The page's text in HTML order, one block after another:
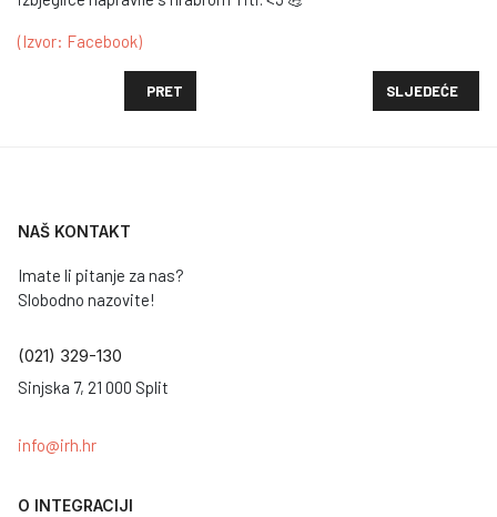
(Izvor: Facebook)
PRETHODNI ČLANAK: PODSJEĆAMO NA WEBINAR
PRET SLJEDEĆI
SLJEDEĆE
NAŠ KONTAKT
Imate li pitanje za nas?
Slobodno nazovite!
(021) 329-130
Sinjska 7, 21 000 Split
info@irh.hr
O INTEGRACIJI